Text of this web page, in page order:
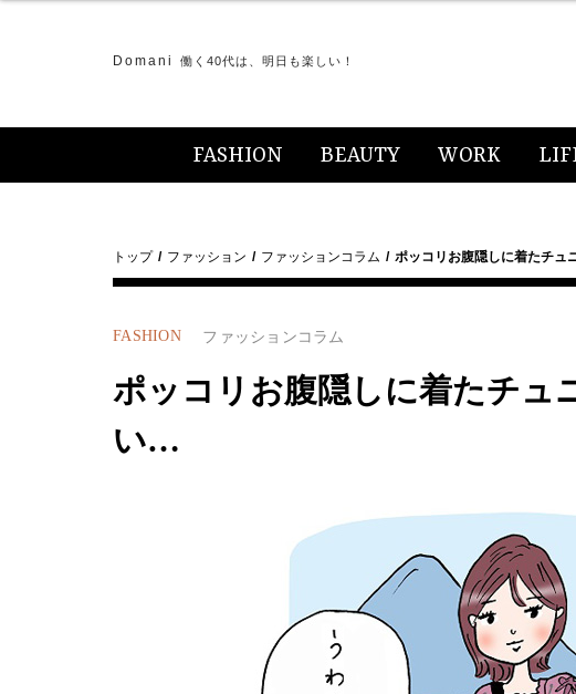
Domani 働く40代は、明日も楽しい！
FASHION BEAUTY WORK
トップ ファッション ファッションコラム ポッコリお腹隠しに着たチュ
FASHION ファッションコラム
ポッコリお腹隠しに着たチュ
い…